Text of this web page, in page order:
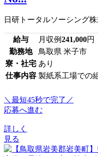
日研トータルソーシング
給与 月収例241,000円
勤務地
鳥取県 米子市
寮・社宅 あり
仕事内容 製紙系工場での
＼最短45秒で完了／
応募へ進む
詳しく
見る